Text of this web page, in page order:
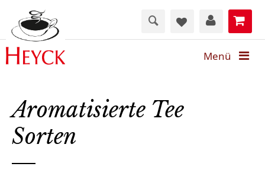
Menü
Aromatisierte Tee
Sorten